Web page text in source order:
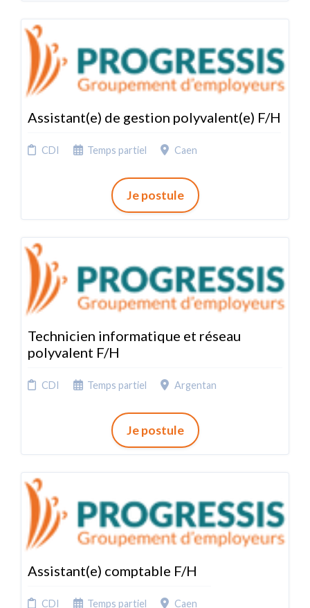
Assistant(e) de gestion polyvalent(e) F/H
CDI Temps partiel Caen
Je postule
Technicien informatique et réseau
polyvalent F/H
CDI Temps partiel Argentan
Je postule
Assistant(e) comptable F/H
CDI Temps partiel Caen